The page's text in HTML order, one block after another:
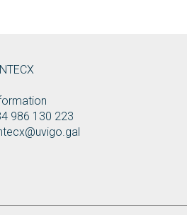
EN
986 130 223